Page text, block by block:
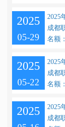
2025
05-29
2025
名额
2025
05-22
2025
名额
2025
2025